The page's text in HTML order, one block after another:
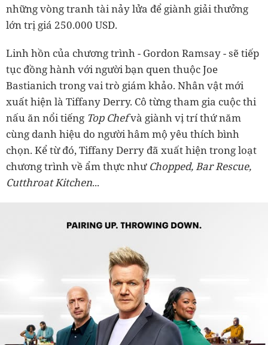
những vòng tranh tài nảy lửa để giành giải thưởng
lớn trị giá 250.000 USD.
Linh hồn của chương trình - Gordon Ramsay - sẽ tiếp
tục đồng hành với người bạn quen thuộc Joe
Bastianich trong vai trò giám khảo. Nhân vật mới
xuất hiện là Tiffany Derry. Cô từng tham gia cuộc thi
nấu ăn nổi tiếng Top Chefvà giành vị trí thứ năm
cùng danh hiệu do người hâm mộ yêu thích bình
chọn. Kể từ đó, Tiffany Derry đã xuất hiện trong loạt
chương trình về ẩm thực như Chopped, Bar Rescue,
Cutthroat Kitchen...